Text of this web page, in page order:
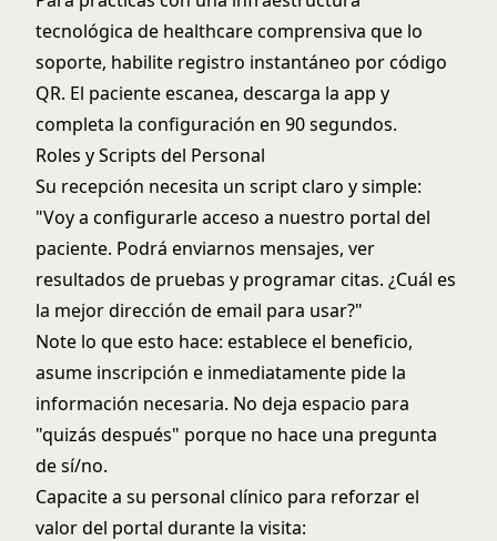
tecnológica de healthcarecomprensiva que lo
soporte, habilite registro instantáneo por código
QR. El paciente escanea, descarga la app y
completa la configuración en 90 segundos.
Roles y Scripts del Personal
Su recepción necesita un script claro y simple:
"Voy a configurarle acceso a nuestro portal del
paciente. Podrá enviarnos mensajes, ver
resultados de pruebas y programar citas. ¿Cuál es
la mejor dirección de email para usar?"
Note lo que esto hace: establece el beneficio,
asume inscripción e inmediatamente pide la
información necesaria. No deja espacio para
"quizás después" porque no hace una pregunta
de sí/no.
Capacite a su personal clínico para reforzar el
valor del portal durante la visita: